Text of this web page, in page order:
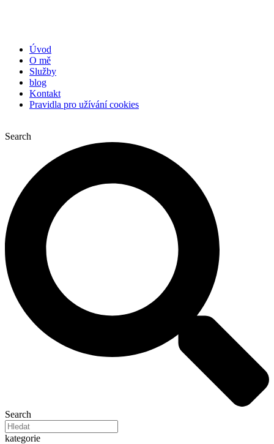
Úvod
O mě
Služby
blog
Kontakt
Pravidla pro užívání cookies
Search
Search
kategorie